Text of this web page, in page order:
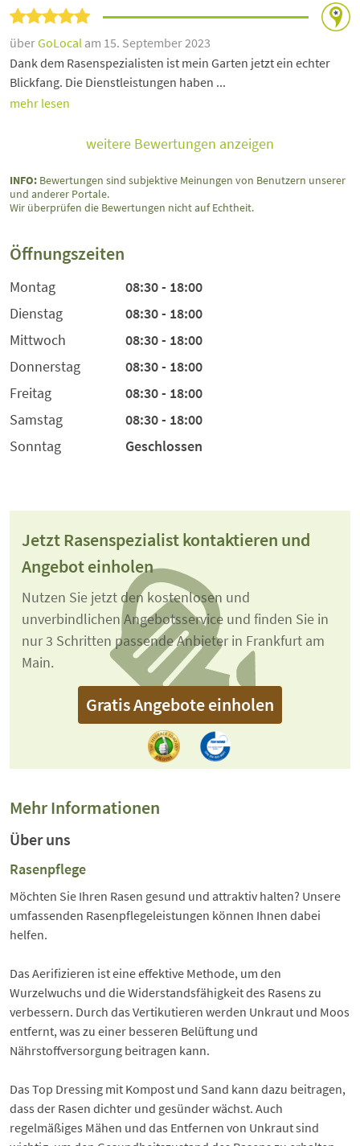
überGoLocal am 15. September 2023
Dank dem Rasenspezialisten ist mein Garten jetzt ein echter
Blickfang. Die Dienstleistungen haben ...
mehr lesen
weitere Bewertungen anzeigen
INFO: Bewertungen sind subjektive Meinungen von Benutzern unserer
und anderer Portale.
Wir überprüfen die Bewertungen nicht auf Echtheit.
Öffnungszeiten
Montag
08:30 - 18:00
Dienstag
08:30 - 18:00
Mittwoch
08:30 - 18:00
Donnerstag
08:30 - 18:00
Freitag
08:30 - 18:00
Samstag
08:30 - 18:00
Sonntag
Geschlossen
Jetzt Rasenspezialist kontaktieren und
Angebot einholen
Nutzen Sie jetzt den kostenlosen und
unverbindlichen Angebotsservice und finden Sie in
nur 3 Schritten passende Anbieter in Frankfurt am
Main.
Gratis Angebote einholen
Mehr Informationen
Über uns
Rasenpflege
Möchten Sie Ihren Rasen gesund und attraktiv halten? Unsere
umfassenden Rasenpflegeleistungen können Ihnen dabei
helfen.
Das Aerifizieren ist eine effektive Methode, um den
Wurzelwuchs und die Widerstandsfähigkeit des Rasens zu
verbessern. Durch das Vertikutieren werden Unkraut und Moos
entfernt, was zu einer besseren Belüftung und
Nährstoffversorgung beitragen kann.
Das Top Dressing mit Kompost und Sand kann dazu beitragen,
dass der Rasen dichter und gesünder wächst. Auch
regelmäßiges Mähen und das Entfernen von Unkraut sind